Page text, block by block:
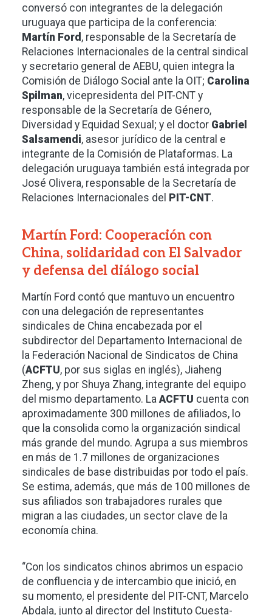
conversó con integrantes de la delegación
uruguaya que participa de la conferencia:
Martín Ford , responsable de la Secretaría de
Relaciones Internacionales de la central sindical
y secretario general de AEBU, quien integra la
Comisión de Diálogo Social ante la OIT; Carolina
Spilman, vicepresidenta del PIT-CNT y
responsable de la Secretaría de Género,
Diversidad y Equidad Sexual; y el doctor Gabriel
Salsamendi, asesor jurídico de la central e
integrante de la Comisión de Plataformas. La
delegación uruguaya también está integrada por
José Olivera, responsable de la Secretaría de
Relaciones Internacionales del PIT-CNT.
Martín Ford: Cooperación con
China, solidaridad con El Salvador
y defensa del diálogo social
Martín Ford contó que mantuvo un encuentro
con una delegación de representantes
sindicales de China encabezada por el
subdirector del Departamento Internacional de
la Federación Nacional de Sindicatos de China
(ACFTU, por sus siglas en inglés), Jiaheng
Zheng, y por Shuya Zhang, integrante del equipo
del mismo departamento. La ACFTU cuenta con
aproximadamente 300 millones de afiliados, lo
que la consolida como la organización sindical
más grande del mundo. Agrupa a sus miembros
en más de 1.7 millones de organizaciones
sindicales de base distribuidas por todo el país.
Se estima, además, que más de 100 millones de
sus afiliados son trabajadores rurales que
migran a las ciudades, un sector clave de la
economía china.
“Con los sindicatos chinos abrimos un espacio
de confluencia y de intercambio que inició, en
su momento, el presidente del PIT-CNT, Marcelo
Abdala, junto al director del Instituto Cuesta-